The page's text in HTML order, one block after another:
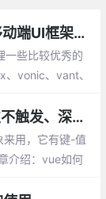
基于vue移动端UI框架有哪些？vue移动端UI框架总汇
一些比较优秀的
vonic、vant、
vue watch监听对象的使用_实现首次不触发、深度监听
用，它有键-值
介绍：vue如何